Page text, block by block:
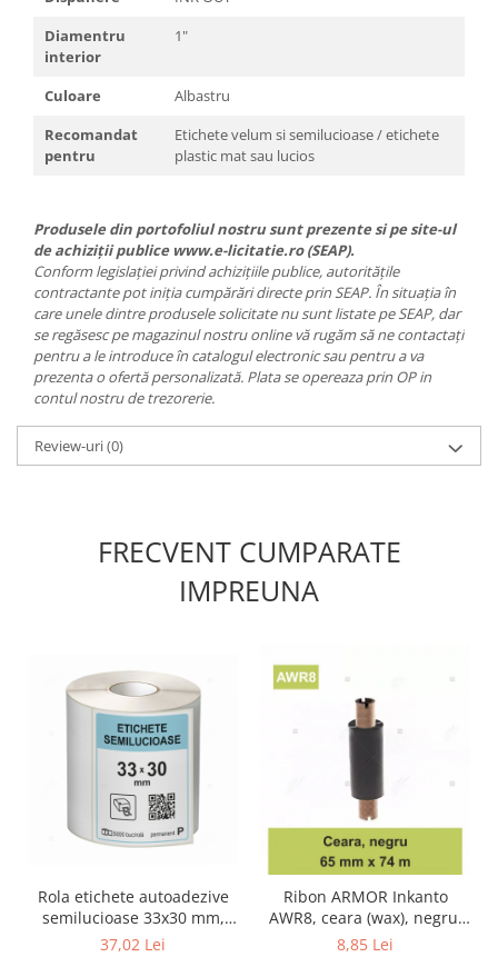
Diamentru
interior
1"
Culoare
Albastru
Recomandat
pentru
Etichete velum si semilucioase / etichete
plastic mat sau lucios
Produsele din portofoliul nostru sunt prezente si pe site-ul
de achiziții publice www.e-licitatie.ro (SEAP).
Conform legislației privind achizițiile publice, autoritățile
contractante pot iniția cumpărări directe prin SEAP. În situația în
care unele dintre produsele solicitate nu sunt listate pe SEAP, dar
se regăsesc pe magazinul nostru online vă rugăm să ne contactați
pentru a le introduce în catalogul electronic sau pentru a va
prezenta o ofertă personalizată. Plata se opereaza prin OP in
contul nostru de trezorerie.
Review-uri(0)
FRECVENT CUMPARATE
IMPREUNA
Rola etichete autoadezive
semilucioase 33x30 mm,
adeziv permanent, 5000
37,02 Lei
Ribon ARMOR Inkanto
AWR8, ceara (wax), negru,
65mmX74M, OUT
8,85 Lei